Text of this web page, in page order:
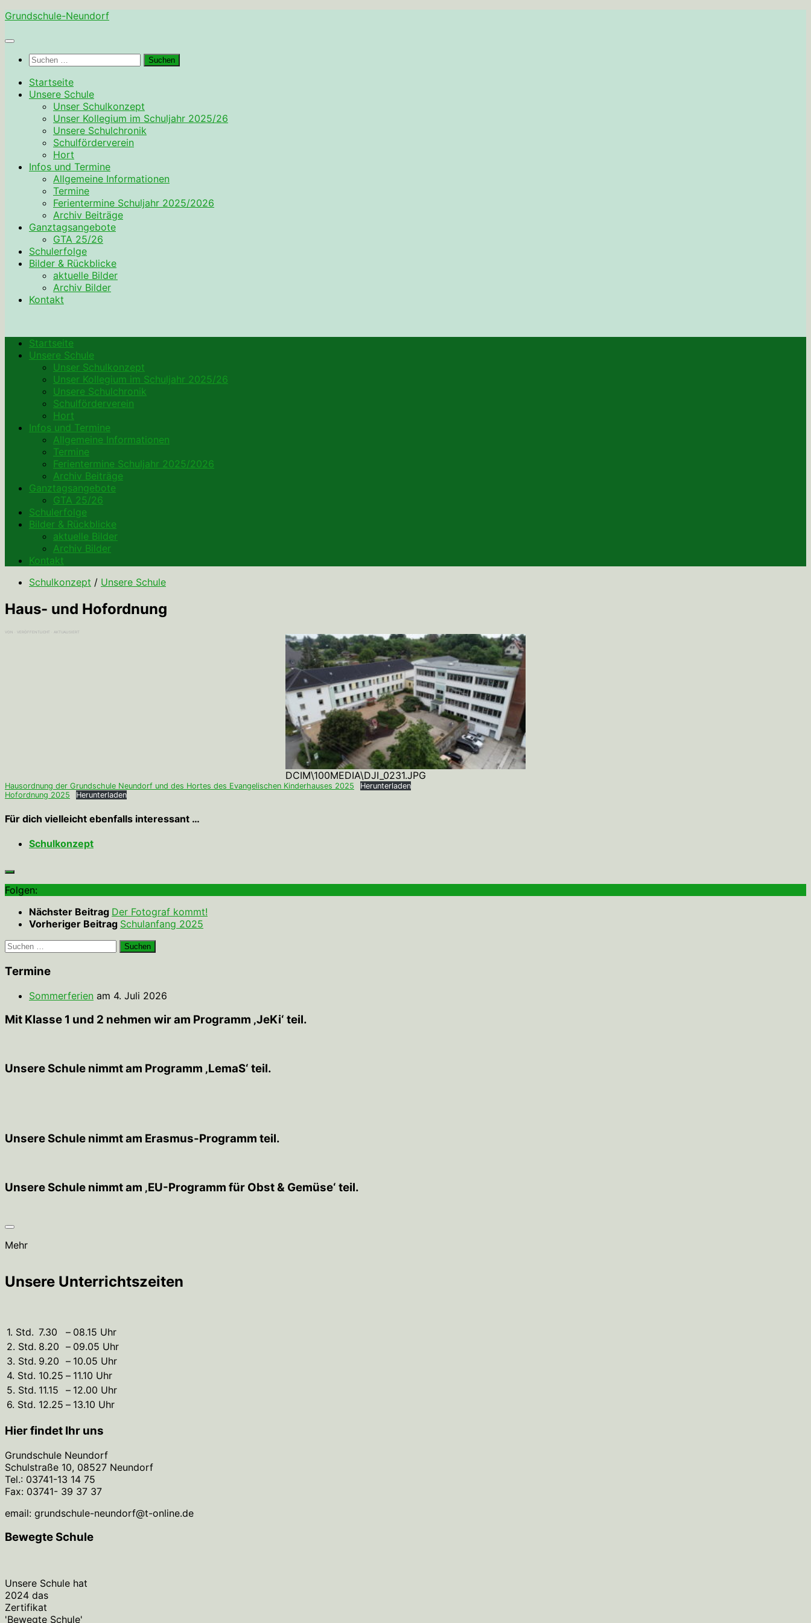
Zum
springen
Grundschule-Neundorf
Suchen
Startseite
Unsere Schule
Unser Schulkonzept
Unser Kollegium im Schuljahr 2025/26
Unsere Schulchronik
Schulförderverein
Hort
Infos und Termine
Allgemeine Informationen
Termine
Ferientermine Schuljahr 2025/2026
Archiv Beiträge
Ganztagsangebote
GTA 25/26
Schulerfolge
Bilder & Rückblicke
aktuelle Bilder
Archiv Bilder
Kontakt
Startseite
Unsere Schule
Unser Schulkonzept
Unser Kollegium im Schuljahr 2025/26
Unsere Schulchronik
Schulförderverein
Hort
Infos und Termine
Allgemeine Informationen
Termine
Ferientermine Schuljahr 2025/2026
Archiv Beiträge
Ganztagsangebote
GTA 25/26
Schulerfolge
Bilder & Rückblicke
aktuelle Bilder
Archiv Bilder
Kontakt
Schulkonzept / Unsere Schule
Haus- und Hofordnung
VON · VERÖFFENTLICHT · AKTUALISIERT
DCIM\100MEDIA\DJI_0231.JPG
Hausordnung der Grundschule Neundorf und des Hortes des Evangelischen Kinderhauses 2025
Herunterladen
Hofordnung 2025
Herunterladen
Für dich vielleicht ebenfalls interessant …
Schulkonzept
Folgen:
Nächster Beitrag Der Fotograf kommt!
Vorheriger Beitrag Schulanfang 2025
Suchen
Termine
Sommerferien am 4. Juli 2026
Mit Klasse 1 und 2 nehmen wir am Programm ‚JeKi‘ teil.
Unsere Schule nimmt am Programm ‚LemaS‘ teil.
Unsere Schule nimmt am Erasmus-Programm teil.
Unsere Schule nimmt am ‚EU-Programm für Obst & Gemüse‘ teil.
Mehr
Unsere Unterrichtszeiten
1. Std. 7.30 – 08.15 Uhr
2. Std. 8.20 – 09.05 Uhr
3. Std. 9.20 – 10.05 Uhr
4. Std. 10.25 – 11.10 Uhr
5. Std. 11.15 – 12.00 Uhr
6. Std. 12.25 – 13.10 Uhr
Hier findet Ihr uns
Grundschule Neundorf
Schulstraße 10, 08527 Neundorf
Tel.: 03741-13 14 75
Fax: 03741- 39 37 37
email: grundschule-neundorf@t-online.de
Bewegte Schule
Unsere Schule hat
2024 das
Zertifikat
'Bewegte Schule'